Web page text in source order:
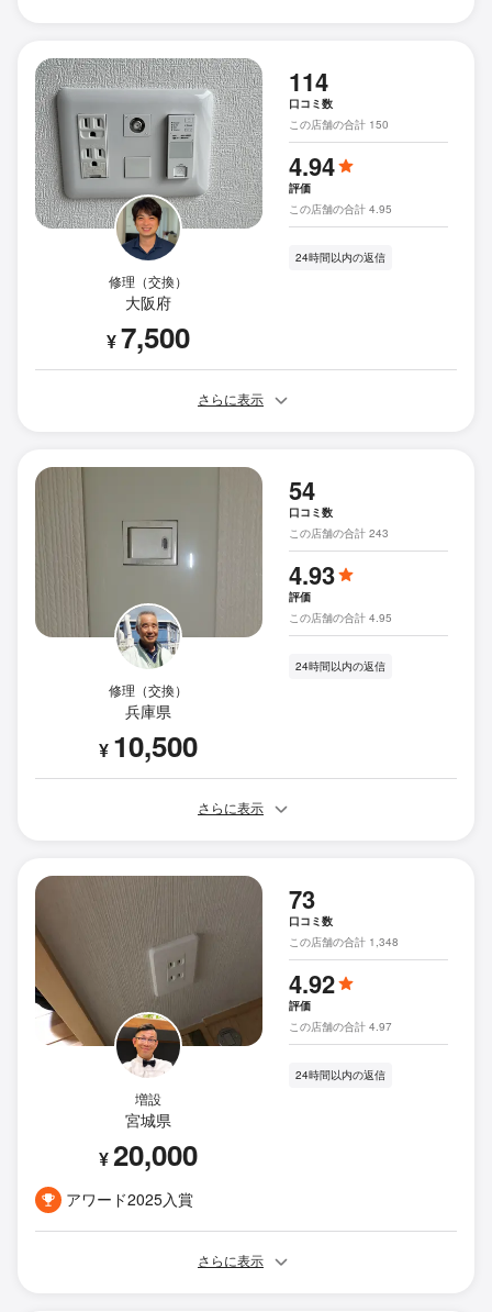
修理（交換）
大阪府
¥7,500
114
口コミ数
この店舗の合計 150
4.94
評価
この店舗の合計 4.95
24時間以内の返信
さらに表示
修理（交換）
兵庫県
¥ 10,500
54
口コミ数
この店舗の合計 243
4.93
評価
この店舗の合計 4.95
24時間以内の返信
さらに表示
増設
宮城県
¥20,000
アワード2025入賞
73
口コミ数
この店舗の合計 1,348
4.92
評価
この店舗の合計 4.97
24時間以内の返信
さらに表示